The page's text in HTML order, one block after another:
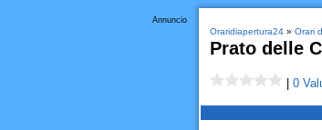
Annuncio
Oraridiapertura24» Orari
Prato delle
0